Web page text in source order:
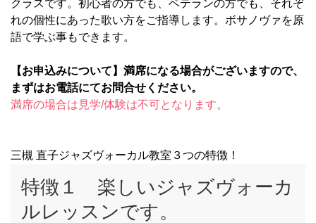
クラスです。初心者の方でも、ベテランの方でも、それぞ
れの個性にあった歌い方をご指導します。ボサノヴァを原
語で学ぶ事もできます。
【お申込みについて】満席になる場合がございますので、
まずはお電話にてお問合せください。
満席の場合は見学/体験は不可となります。
三槻 直子ジャズヴォーカル教室３つの特徴！
特徴１ 楽しいジャズヴォーカ
ルレッスンです。